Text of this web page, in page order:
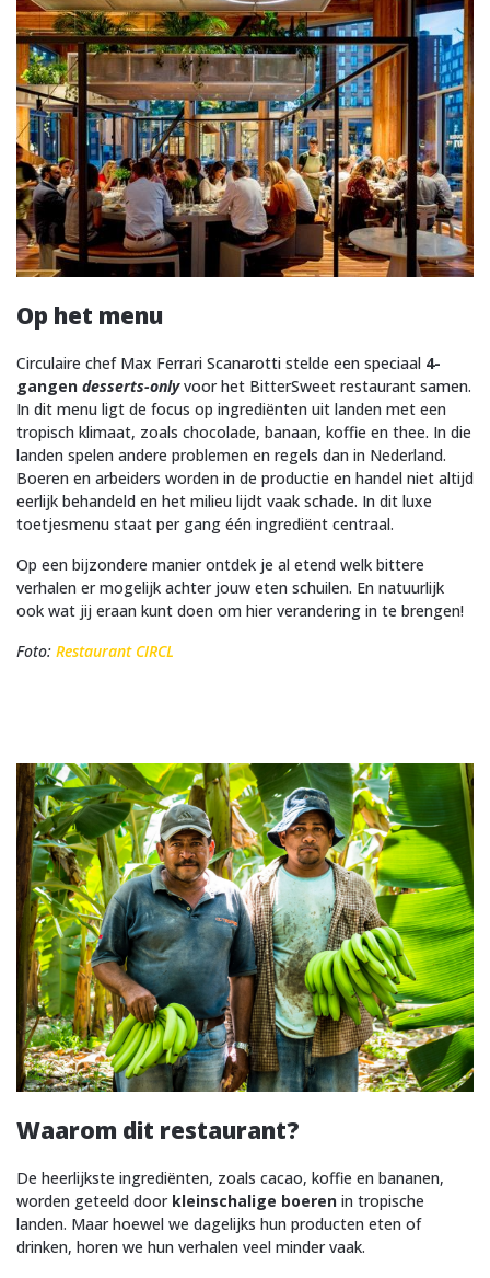
Op het menu
Circulaire chef Max Ferrari Scanarotti stelde een speciaal 4-
gangen desserts-only voor het BitterSweet restaurant samen.
In dit menu ligt de focus op ingrediënten uit landen met een
tropisch klimaat, zoals chocolade, banaan, koffie en thee. In die
landen spelen andere problemen en regels dan in Nederland.
Boeren en arbeiders worden in de productie en handel niet altijd
eerlijk behandeld en het milieu lijdt vaak schade. In dit luxe
toetjesmenu staat per gang één ingrediënt centraal.
Op een bijzondere manier ontdek je al etend welk bittere
verhalen er mogelijk achter jouw eten schuilen. En natuurlijk
ook wat jij eraan kunt doen om hier verandering in te brengen!
Foto: Restaurant CIRCL
Waarom dit restaurant?
De heerlijkste ingrediënten, zoals cacao, koffie en bananen,
worden geteeld door kleinschalige boeren in tropische
landen. Maar hoewel we dagelijks hun producten eten of
drinken, horen we hun verhalen veel minder vaak.